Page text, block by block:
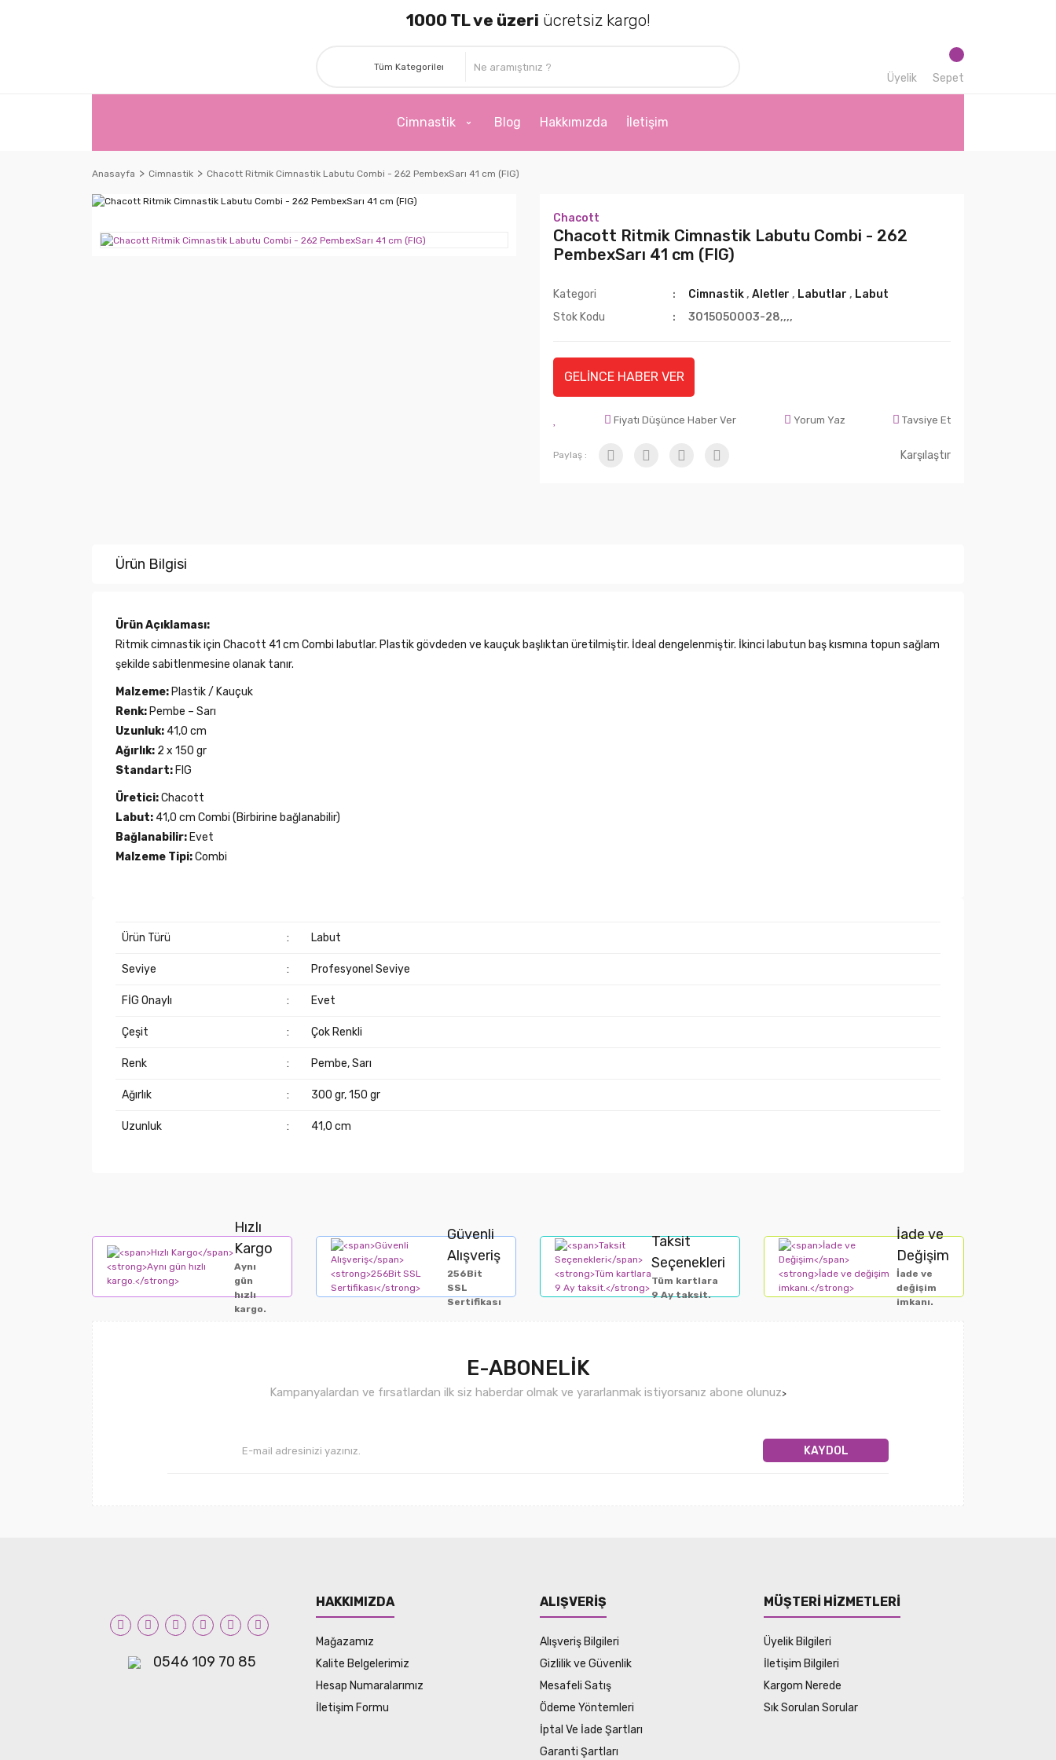
1000 TL ve üzeri ücretsiz kargo!
Üyelik Sepet
Cimnastik Blog Hakkımızda İletişim
Anasayfa Cimnastik Chacott Ritmik Cimnastik Labutu Combi - 262 PembexSarı 41 cm (FIG)
Chacott
Chacott Ritmik Cimnastik Labutu Combi - 262
PembexSarı 41 cm (FIG)
Kategori Cimnastik, Aletler , Labutlar , Labut
Stok Kodu
3015050003-28,,,,
GELİNCE HABER VER
Fiyatı Düşünce Haber Ver Yorum Yaz Tavsiye Et
Paylaş : Karşılaştır
Ürün Bilgisi
Ürün Açıklaması:
Ritmik cimnastik için Chacott 41 cm Combi labutlar. Plastik gövdeden ve kauçuk başlıktan üretilmiştir. İdeal dengelenmiştir. İkinci labutun baş kısmına topun sağlam
şekilde sabitlenmesine olanak tanır.
Malzeme: Plastik / Kauçuk
Renk: Pembe – Sarı
Uzunluk: 41,0 cm
Ağırlık: 2 x 150 gr
Standart: FIG
Üretici:Chacott
Labut: 41,0 cm Combi (Birbirine bağlanabilir)
Bağlanabilir: Evet
Malzeme Tipi:Combi
Ürün Türü : Labut
Seviye : Profesyonel Seviye
FİG Onaylı : Evet
Çeşit : Çok Renkli
Renk : Pembe, Sarı
Ağırlık : 300 gr, 150 gr
Uzunluk : 41,0 cm
Hızlı
Kargo
Aynı
gün
hızlı
kargo.
Güvenli
Alışveriş
256Bit
SSL
Sertifikası
Taksit
Seçenekleri
Tüm kartlara
9 Ay taksit.
İade ve
Değişim
İade ve
değişim
imkanı.
E-ABONELİK
Kampanyalardan ve fırsatlardan ilk siz haberdar olmak ve yararlanmak istiyorsanız abone olunuz>
KAYDOL
0546 109 70 85
HAKKIMIZDA
Mağazamız
Kalite Belgelerimiz
Hesap Numaralarımız
İletişim Formu
ALIŞVERİŞ
Alışveriş Bilgileri
Gizlilik ve Güvenlik
Mesafeli Satış
Ödeme Yöntemleri
İptal Ve İade Şartları
Garanti Şartları
MÜŞTERİ HİZMETLERİ
Üyelik Bilgileri
İletişim Bilgileri
Kargom Nerede
Sık Sorulan Sorular